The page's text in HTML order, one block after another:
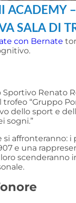
ACADEMY
SALA DI
con Bernate
Sportivo Renato
“Gruppo
dello sport e
sogni.”
affronteranno:
e una
scenderanno